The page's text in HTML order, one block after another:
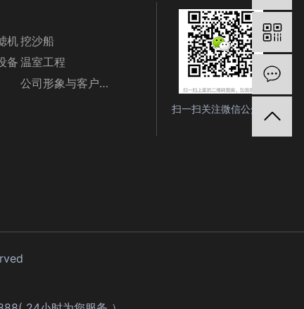
机
备
挖沙船
温室工程
公司形象与客户随影
扫一扫关注微信公众号